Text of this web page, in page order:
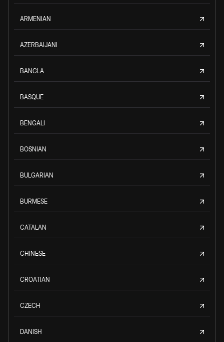
ARMENIAN
AZERBAIJANI
BANGLA
BASQUE
BENGALI
BOSNIAN
BULGARIAN
BURMESE
CATALAN
CHINESE
CROATIAN
CZECH
DANISH